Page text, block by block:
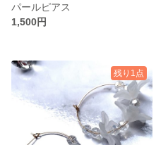
パールピアス
1,500円
残り1点